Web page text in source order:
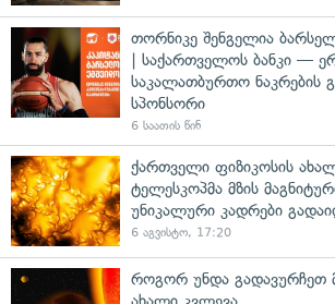
თორნიკე შენგელია
| საქართველოს ბანკი —
საკალათბურთო ნაკრების
სპონსორი
6 საათის წინ
ქართველი ფიზიკოსის
ტელესკოპმა მზის
უნიკალური კადრები
6 აგვისტო, 17:20
როგორ უნდა გადავურჩეთ